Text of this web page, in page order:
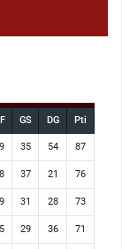
GS DG Pti
35 54 87
37 21 76
31 28 73
29 36 71